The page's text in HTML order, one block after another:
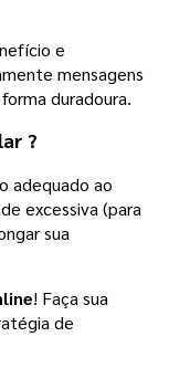
e
mensagens
duradoura.
?
adequado ao
excessiva (para
sua
! Faça sua
de